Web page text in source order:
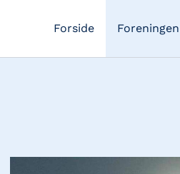
Forside Foreningen